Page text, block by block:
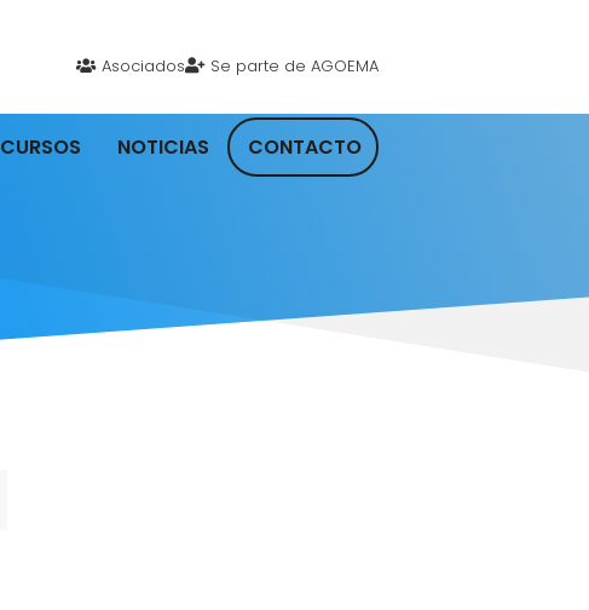
Asociados Se parte de AGOEMA
CURSOS NOTICIAS CONTACTO